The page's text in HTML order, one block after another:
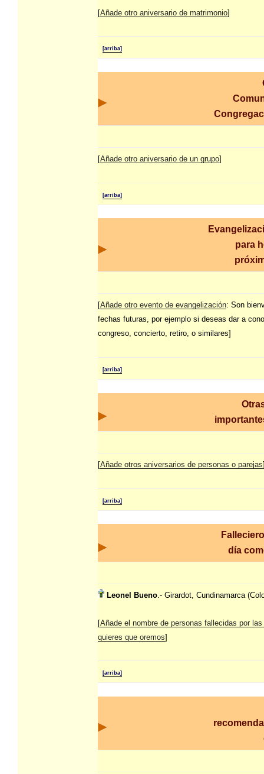
[Añade otro aniversario de matrimonio]
[arriba]
[Añade otro aniversario de un grupo]
[arriba]
para
[Añade otro evento de evangelización: Son
fechas futuras, por ejemplo si deseas dar a
congreso, concierto, retiro, o similares]
[arriba]
[Añade otros aniversarios de personas o parejas
[arriba]
día
Leonel Bueno.- Girardot, Cundinamarca
[Añade el nombre de personas fallecidas por las
quieres que oremos]
[arriba]